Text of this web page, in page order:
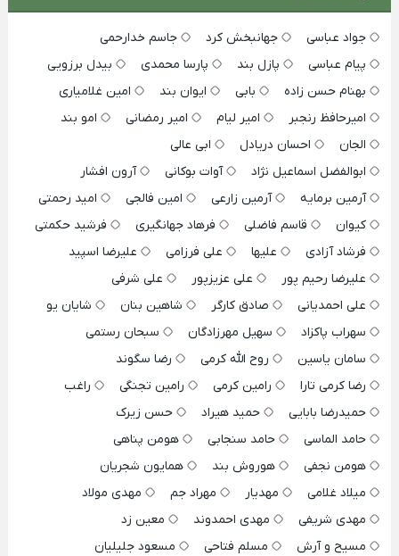
جواد عباسی جهانبخش کرد
جاسم خدارحمی
پیام عباسی
پازل بند پارسا محمدی
بیدل برزویی
بهنام حسن زاده
بابی ایوان بند
امین غلامیاری
امیرحافظ رنجبر
امیر لیام امیر رمضانی
امو بند
الجان
احسان دریادل
ابی عالی
ابوالفضل اسماعیل نژاد
آوات بوکانی
آرون افشار
آرمین برمایه
آرمین زارعی امین فالجی
امید رحمتی
کیوان
قاسم فاضلی فرهاد جهانگیری
فرشید حکمتی
فرشاد آزادی
علیها علی فرزامی
علیرضا اسپید
علیرضا رحیم پور
علی عزیزپور
علی شرفی
علی احمدیانی
صادق کارگر شاهین بنان
شایان یو
سهراب پاکزاد
سهیل مهرزادگان
سبحان رستمی
سامان یاسین
روح الله کرمی
رضا سگوند
رضا کرمی تارا
رامین کرمی رامین تجنگی
راغب
حمیدرضا بابایی
حمید هیراد
حسن زیرک
حامد الماسی
حامد سنجابی
هومن پناهی
هومن نجفی
هوروش بند
همایون شجریان
میلاد غلامی
مهدیار مهراد جم
مهدی مولاد
مهدی شریفی
مهدی احمدوند
معین زد
مسیح و آرش
مسلم فتاحی
مسعود جلیلیان